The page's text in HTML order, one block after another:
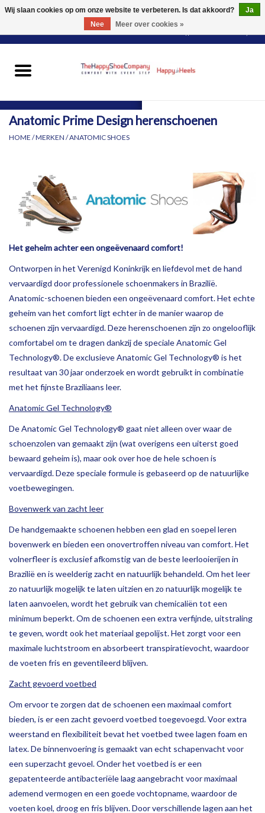
0 Artikelen - €0,00
HEREN
VOOR WIE?
MERKEN
OPHALEN
Anatomic Prime Design herenschoenen
HOME /MERKEN /ANATOMIC SHOES
Het geheim achter een ongeëvenaard comfort!
Ontworpen in het Verenigd Koninkrijk en liefdevol met de hand
vervaardigd door professionele schoenmakers in Brazilië.
Anatomic-schoenen bieden een ongeëvenaard comfort. Het echte
geheim van het comfort ligt echter in de manier waarop de
schoenen zijn vervaardigd. Deze herenschoenen zijn zo ongelooflijk
comfortabel om te dragen dankzij de speciale Anatomic Gel
Technology®. De exclusieve Anatomic Gel Technology® is het
resultaat van 30 jaar onderzoek en wordt gebruikt in combinatie
met het fijnste Braziliaans leer.
Anatomic Gel Technology®
De Anatomic Gel Technology® gaat niet alleen over waar de
schoenzolen van gemaakt zijn (wat overigens een uiterst goed
bewaard geheim is), maar ook over hoe de hele schoen is
vervaardigd. Deze speciale formule is gebaseerd op de natuurlijke
voetbewegingen.
Bovenwerk van zacht leer
De handgemaakte schoenen hebben een glad en soepel leren
bovenwerk en bieden een onovertroffen niveau van comfort. Het
volnerfleer is exclusief afkomstig van de beste leerlooierijen in
Brazilië en is weelderig zacht en natuurlijk behandeld. Om het leer
zo natuurlijk mogelijk te laten uitzien en zo natuurlijk mogelijk te
laten aanvoelen, wordt het gebruik van chemicaliën tot een
minimum beperkt. Om de schoenen een extra verfijnde, uitstraling
te geven, wordt ook het materiaal gepolijst. Het zorgt voor een
maximale luchtstroom en absorbeert transpiratievocht, waardoor
de voeten fris en geventileerd blijven.
Zacht gevoerd voetbed
Om ervoor te zorgen dat de schoenen een maximaal comfort
bieden, is er een zacht gevoerd voetbed toegevoegd. Voor extra
weerstand en flexibiliteit bevat het voetbed twee lagen foam en
latex. De binnenvoering is gemaakt van echt schapenvacht voor
een superzacht gevoel. Onder het voetbed is er een
gepatenteerde antibacteriële laag aangebracht voor maximaal
ademend vermogen en een goede vochtopname, waardoor de
voeten koel, droog en fris blijven. Door verschillende lagen aan het
Wij slaan cookies op om onze website te verbeteren. Is dat akkoord?
Ja
Nee
Meer over cookies »